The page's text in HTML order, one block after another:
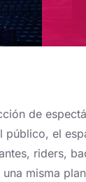
de
público, el
riders,
misma